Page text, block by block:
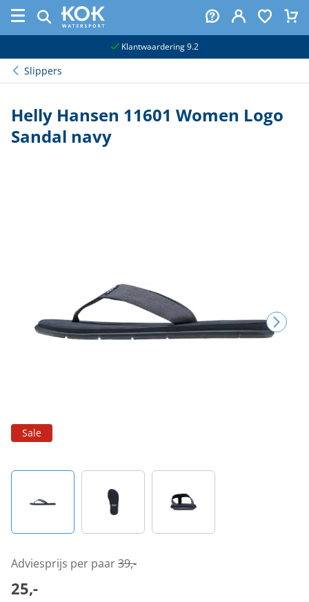
Klantwaardering 9.2
Slippers
Helly Hansen 11601 Women Logo
Sandal navy
Sale
Adviesprijs per paar39,-
25,-